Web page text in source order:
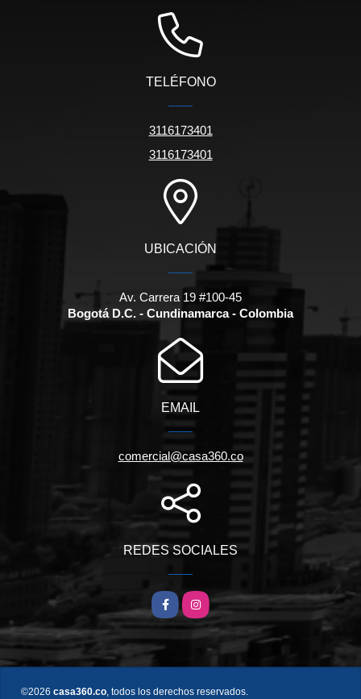
TELÉFONO
3116173401
3116173401
UBICACIÓN
Av. Carrera 19 #100-45
Bogotá D.C. - Cundinamarca - Colombia
EMAIL
comercial@casa360.co
REDES SOCIALES
FacebookInstagram
©2026 casa360.co , todos los derechos reservados.